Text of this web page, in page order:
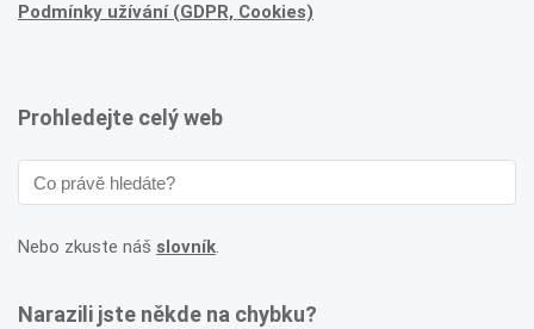
Podmínky užívání (GDPR, Cookies)
Prohledejte celý web
Nebo zkuste náš slovník.
Narazili jste někde na chybku?